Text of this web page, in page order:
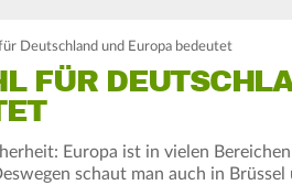
Deutschland und Europa bedeutet
FÜR
Europa ist in vielen
schaut man auch in